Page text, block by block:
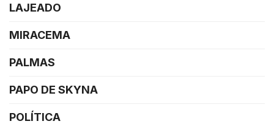
LAJEADO
MIRACEMA
PALMAS
PAPO DE SKYNA
POLÍTICA